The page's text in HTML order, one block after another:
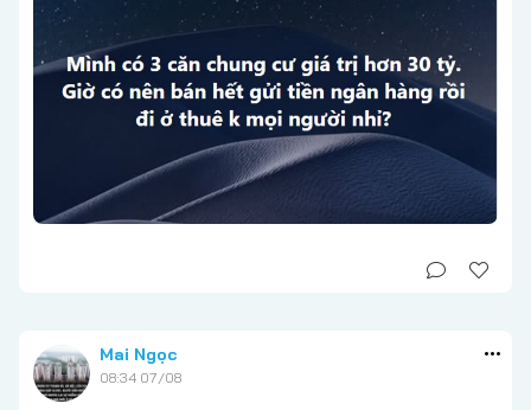
Mai Ngọc
08:34 07/08